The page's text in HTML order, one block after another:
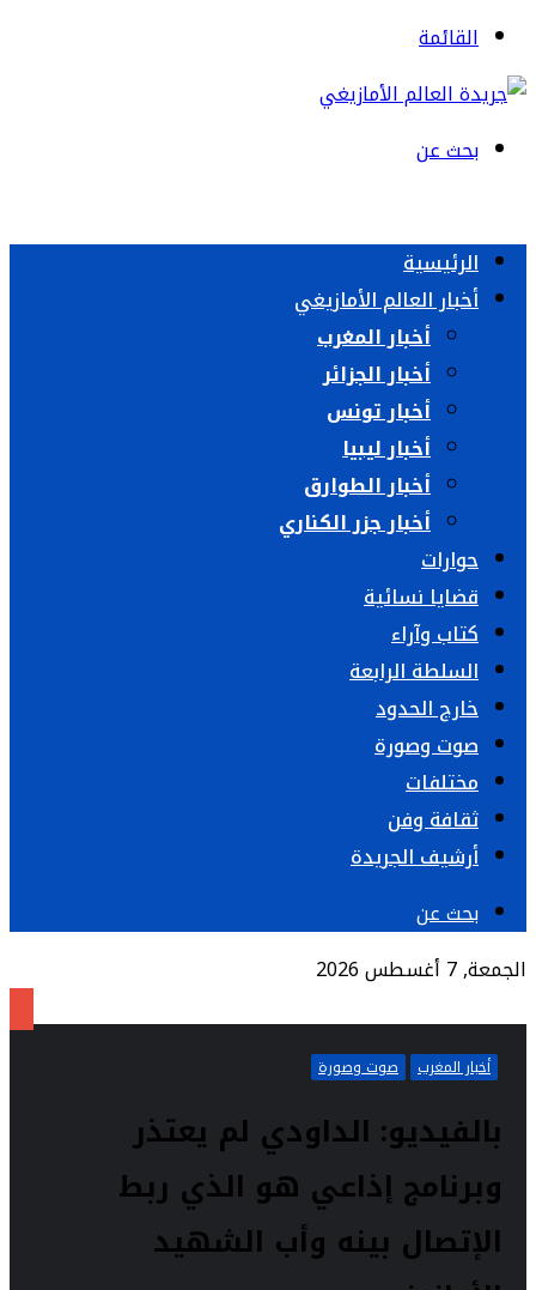
القائمة
بحث عن
الرئيسية
أخبار العالم الأمازيغي
أخبار المغرب
أخبار الجزائر
أخبار تونس
أخبار ليبيا
أخبار الطوارق
أخبار جزر الكناري
حوارات
قضايا نسائية
كتاب وآراء
السلطة الرابعة
خارج الحدود
صوت وصورة
مختلفات
ثقافة وفن
أرشيف الجريدة
بحث عن
الجمعة, 7 أغسطس 2026
أخبار المغرب صوت وصورة
بالفيديو: الداودي لم يعتذر
وبرنامج إذاعي هو الذي ربط
الإتصال بينه وأب الشهيد